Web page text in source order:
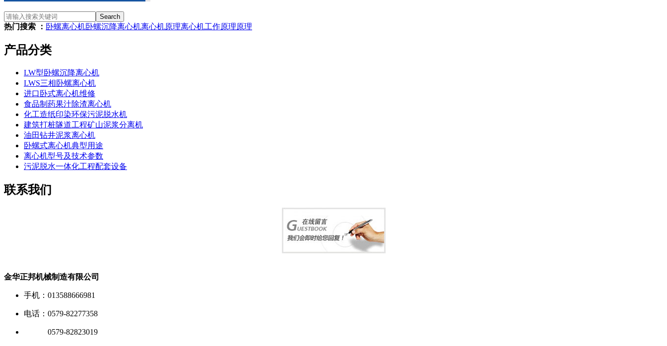
Search
热门搜索 ： 卧螺离心机卧螺沉降离心机离心机原理离心机工作原理原理
产品分类
LW型卧螺沉降离心机
LWS三相卧螺离心机
进口卧式离心机维修
食品制药果汁除渣离心机
化工造纸印染环保污泥脱水机
建筑打桩隧道工程矿山泥浆分离机
油田钻井泥浆离心机
卧螺式离心机典型用途
离心机型号及技术参数
污泥脱水一体化工程配套设备
联系我们
金华正邦机械制造有限公司
手机：013588666981
电话：0579-82277358
0579-82823019